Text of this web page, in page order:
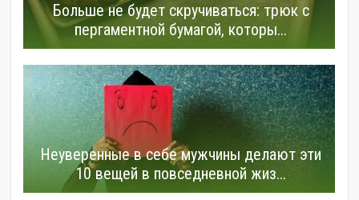
Больше не будет скручиваться: трюк с
пергаментной бумагой, которы...
Неуверенные в себе мужчины делают эти
10 вещей в повседневной жиз...